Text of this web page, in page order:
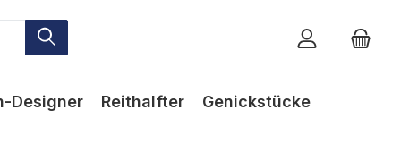
Designer Reithalfter Genickstücke